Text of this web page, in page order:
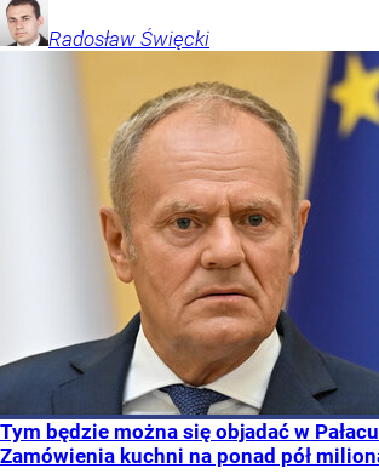
Radosław Święcki
Tym będzie można się objadać w
Zamówienia kuchni na ponad pół